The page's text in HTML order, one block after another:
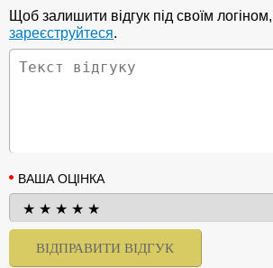
Щоб залишити відгук під своїм логіном,
зареєструйтеся.
ВАША ОЦІНКА